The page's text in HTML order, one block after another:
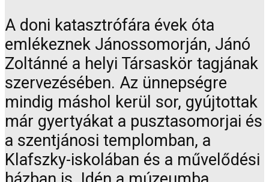
A doni katasztrófára évek óta
emlékeznek Jánossomorján, Jánó
Zoltánné a helyi Társaskör tagjának
szervezésében. Az ünnepségre
mindig máshol kerül sor, gyújtottak
már gyertyákat a pusztasomorjai és
a szentjánosi templomban, a
Klafszky-iskolában és a művelődési